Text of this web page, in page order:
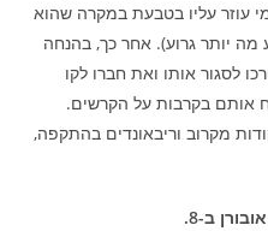
עוזר עליו בטבעת במקרה שהוא
מה יותר גרוע). אחר כך, בהנחה
לסגור אותו ואת חברו לקו
אותם בקרבות על הקרשים.
מקרוב וריבאונדים בהתקפה,
אובורן ב-8.